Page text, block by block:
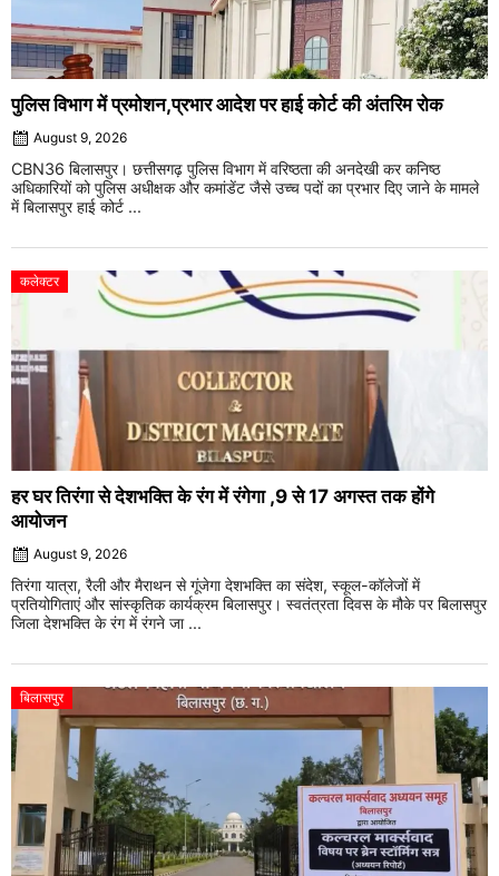
पुलिस विभाग में प्रमोशन,प्रभार आदेश पर हाई कोर्ट की अंतरिम रोक
August 9, 2026
CBN36 बिलासपुर। छत्तीसगढ़ पुलिस विभाग में वरिष्ठता की अनदेखी कर कनिष्ठ
अधिकारियों को पुलिस अधीक्षक और कमांडेंट जैसे उच्च पदों का प्रभार दिए जाने के मामले
में बिलासपुर हाई कोर्ट ...
कलेक्टर
हर घर तिरंगा से देशभक्ति के रंग में रंगेगा ,9 से 17 अगस्त तक होंगे
आयोजन
August 9, 2026
तिरंगा यात्रा, रैली और मैराथन से गूंजेगा देशभक्ति का संदेश, स्कूल-कॉलेजों में
प्रतियोगिताएं और सांस्कृतिक कार्यक्रम बिलासपुर। स्वतंत्रता दिवस के मौके पर बिलासपुर
जिला देशभक्ति के रंग में रंगने जा ...
बिलासपुर